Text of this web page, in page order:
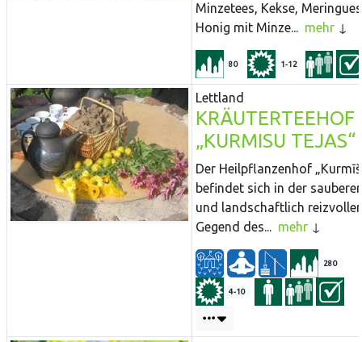
Minzetees, Kekse,
Honig mit Minze... mehr
80 1-12
Lettland
KRÄUTERTEEHOF
„KURMISU TEJAS“
Der Heilpflanzenhof
befindet sich in der
und landschaftlich
Gegend des... mehr
280
4-10